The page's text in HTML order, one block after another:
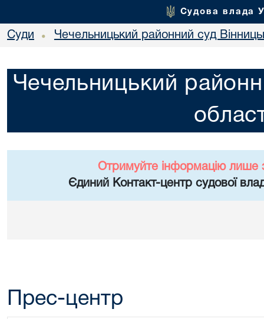
Судова влада
Суди • Чечельницький районний суд
Чечельницький
Отримуйте інформацію лише
Єдиний Контакт-центр судової
Прес-центр